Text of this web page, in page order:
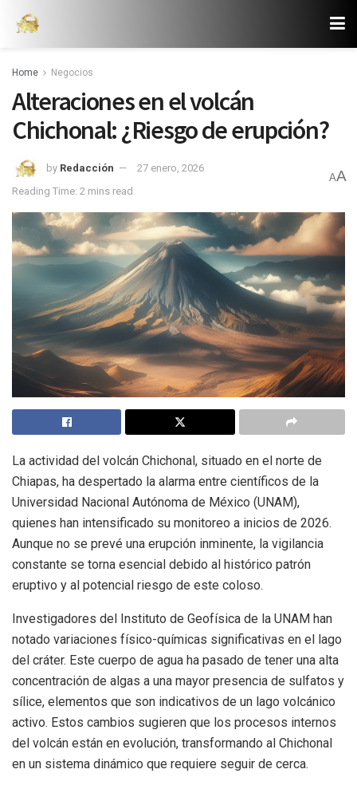
Home Negocios
Alteraciones en el volcán
Chichonal: ¿Riesgo de erupción?
by Redacción
27 enero, 2026
Reading Time: 2 mins read
AA
La actividad del volcán Chichonal, situado en el norte de
Chiapas, ha despertado la alarma entre científicos de la
Universidad Nacional Autónoma de México (UNAM),
quienes han intensificado su monitoreo a inicios de 2026.
Aunque no se prevé una erupción inminente, la vigilancia
constante se torna esencial debido al histórico patrón
eruptivo y al potencial riesgo de este coloso.
Investigadores del Instituto de Geofísica de la UNAM han
notado variaciones físico-químicas significativas en el lago
del cráter. Este cuerpo de agua ha pasado de tener una alta
concentración de algas a una mayor presencia de sulfatos y
sílice, elementos que son indicativos de un lago volcánico
activo. Estos cambios sugieren que los procesos internos
del volcán están en evolución, transformando al Chichonal
en un sistema dinámico que requiere seguir de cerca.